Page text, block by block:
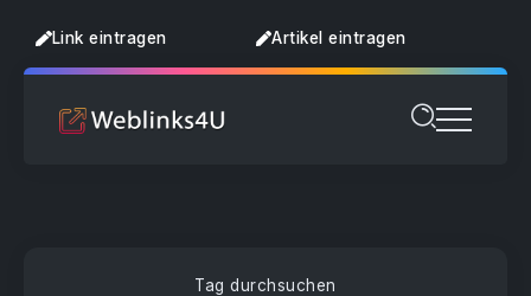
Link eintragen Artikel eintragen
Tag durchsuchen